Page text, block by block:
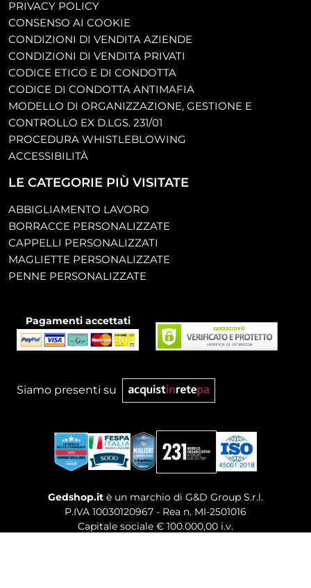
PRIVACY POLICY
CONSENSO AI COOKIE
CONDIZIONI DI VENDITA AZIENDE
CONDIZIONI DI VENDITA PRIVATI
CODICE ETICO E DI CONDOTTA
CODICE DI CONDOTTA ANTIMAFIA
MODELLO DI ORGANIZZAZIONE, GESTIONE E
CONTROLLO EX D.LGS. 231/01
PROCEDURA WHISTLEBLOWING
ACCESSIBILITÀ
LE CATEGORIE PIÙ VISITATE
ABBIGLIAMENTO LAVORO
BORRACCE PERSONALIZZATE
CAPPELLI PERSONALIZZATI
MAGLIETTE PERSONALIZZATE
PENNE PERSONALIZZATE
Pagamenti accettati
Siamo presenti su
Gedshop.it è un marchio di G&D Group S.r.l.
P.IVA 10030120967 - Rea n. MI-2501016
Capitale sociale € 100.000,00 i.v.